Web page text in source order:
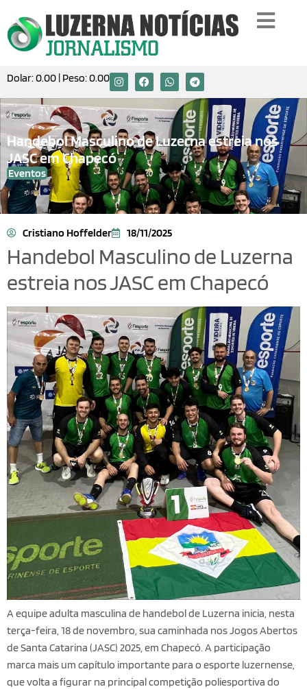
Dolar:0.00 | Peso:0.00
Handebol Masculino de Luzerna estreia nos
JASC em Chapecó
Eventos
Cristiano Hoffelder 18/11/2025
Handebol Masculino de Luzerna
estreia nos JASC em Chapecó
A equipe adulta masculina de handebol de Luzerna inicia, nesta
terça-feira, 18 de novembro, sua caminhada nos Jogos Abertos
de Santa Catarina (JASC) 2025, em Chapecó. A participação
marca mais um capítulo importante para o esporte luzernense,
que volta a figurar na principal competição poliesportiva do